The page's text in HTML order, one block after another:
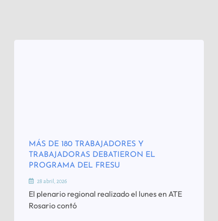
MÁS DE 180 TRABAJADORES Y
TRABAJADORAS DEBATIERON EL
PROGRAMA DEL FRESU
28 abril, 2026
El plenario regional realizado el lunes en ATE
Rosario contó